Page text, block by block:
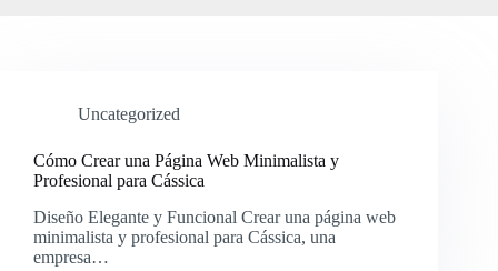
Uncategorized
Cómo Crear una Página Web Minimalista y
Profesional para Cássica
Diseño Elegante y Funcional Crear una página web
minimalista y profesional para Cássica, una
empresa…